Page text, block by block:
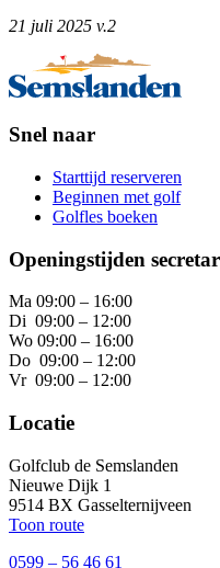
21 juli 2025 v.2
Snel naar
Starttijd reserveren
Beginnen met golf
Golfles boeken
Openingstijden
Ma 09:00 – 16:00
Di 09:00 – 12:00
Wo 09:00 – 16:00
Do 09:00 – 12:00
Vr 09:00 – 12:00
Locatie
Golfclub de Semslanden
Nieuwe Dijk 1
9514 BX Gasselternijveen
Toon route
0599 – 56 46 61